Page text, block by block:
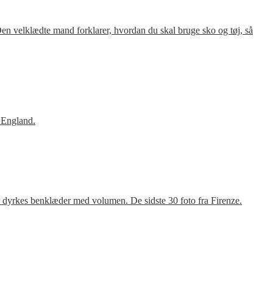
velklædte mand forklarer, hvordan du skal bruge sko og tøj, så
benklæder med volumen. De sidste 30 foto fra Firenze.